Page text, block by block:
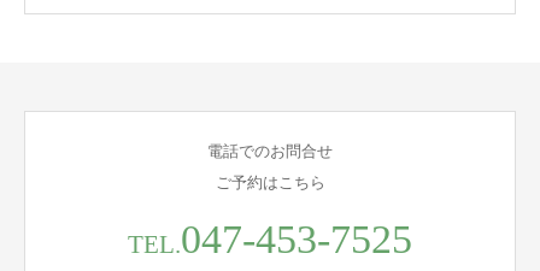
電話でのお問合せ
ご予約はこちら
TEL.047-453-7525